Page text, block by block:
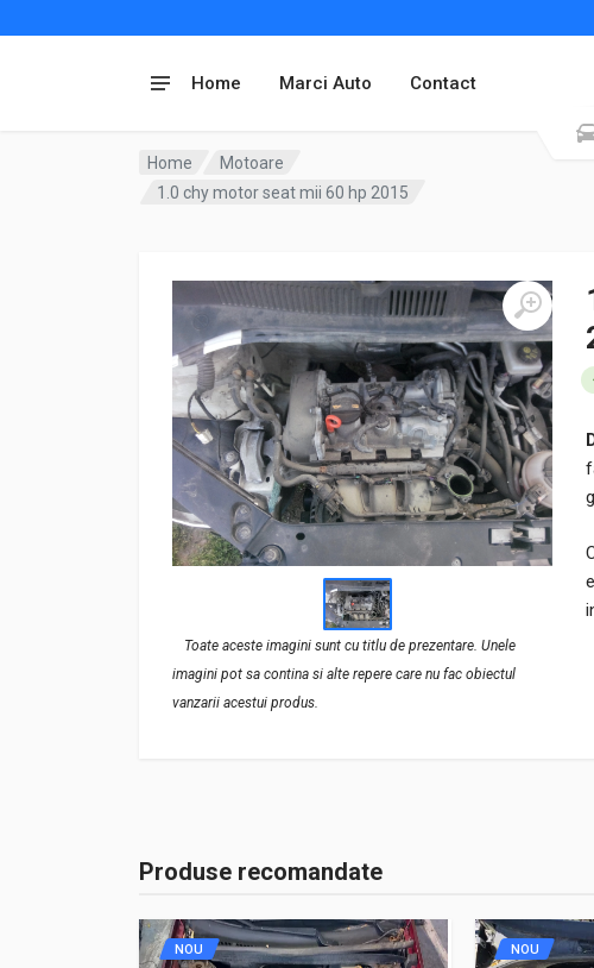
Home Marci Auto Contact
Home
Motoare
1.0 chy motor seat mii 60 hp 2015
Toate aceste imagini sunt cu titlu de prezentare. Unele
imagini pot sa contina si alte repere care nu fac obiectul
vanzarii acestui produs.
Produse recomandate
NOU NOU